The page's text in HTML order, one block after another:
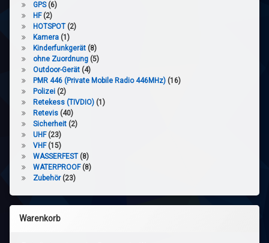
GPS (6)
HF (2)
HOTSPOT (2)
Kamera (1)
Kinderfunkgerät (8)
ohne Zuordnung (5)
Outdoor-Gerät (4)
PMR 446 (Private Mobile Radio 446MHz) (16)
Polizei (2)
Retekess (TIVDIO) (1)
Retevis (40)
Sicherheit (2)
UHF (23)
VHF (15)
WASSERFEST (8)
WATERPROOF (8)
Zubehör (23)
Warenkorb